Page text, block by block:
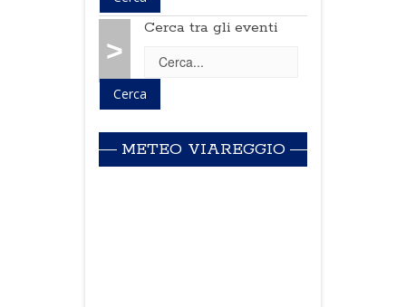
>
Cerca tra gli eventi
METEO VIAREGGIO